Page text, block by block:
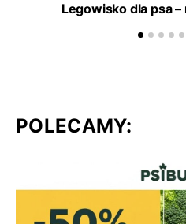
Legowisko dla psa
POLECAMY: